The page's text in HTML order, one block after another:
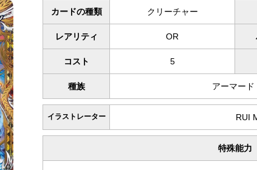
カードの種類 クリーチャー
レアリティ OR
コスト 5
種族 アーマー
イラストレーター RUI
特殊能力